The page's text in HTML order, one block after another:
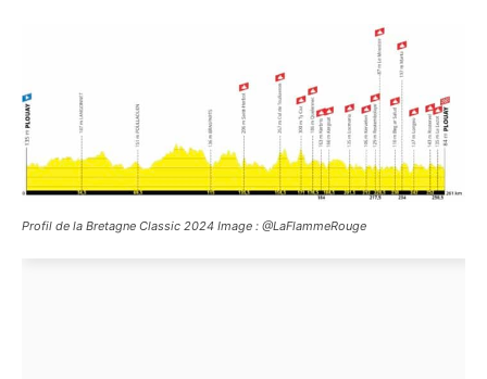
Profil de la Bretagne Classic 2024 Image : @LaFlammeRouge